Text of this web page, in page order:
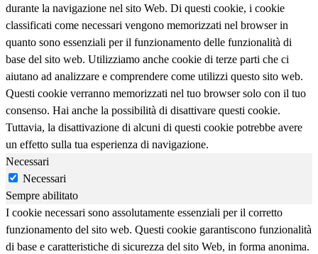
durante la navigazione nel sito Web. Di questi cookie, i cookie
classificati come necessari vengono memorizzati nel browser in
quanto sono essenziali per il funzionamento delle funzionalità di
base del sito web. Utilizziamo anche cookie di terze parti che ci
aiutano ad analizzare e comprendere come utilizzi questo sito web.
Questi cookie verranno memorizzati nel tuo browser solo con il tuo
consenso. Hai anche la possibilità di disattivare questi cookie.
Tuttavia, la disattivazione di alcuni di questi cookie potrebbe avere
un effetto sulla tua esperienza di navigazione.
Necessari
Necessari
Sempre abilitato
I cookie necessari sono assolutamente essenziali per il corretto
funzionamento del sito web. Questi cookie garantiscono funzionalità
di base e caratteristiche di sicurezza del sito Web, in forma anonima.